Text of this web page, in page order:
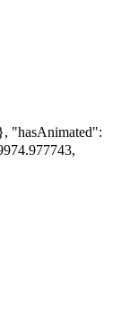
"hasAnimated":